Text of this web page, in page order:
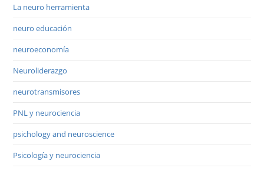
La neuro herramienta
neuro educación
neuroeconomía
Neuroliderazgo
neurotransmisores
PNL y neurociencia
psichology and neuroscience
Psicología y neurociencia